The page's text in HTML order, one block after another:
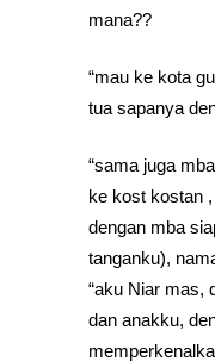
mana??
“mau ke kota
tua sapanya
“sama juga
ke kost kostan
dengan mba
tanganku),
“aku Niar mas,
dan anakku,